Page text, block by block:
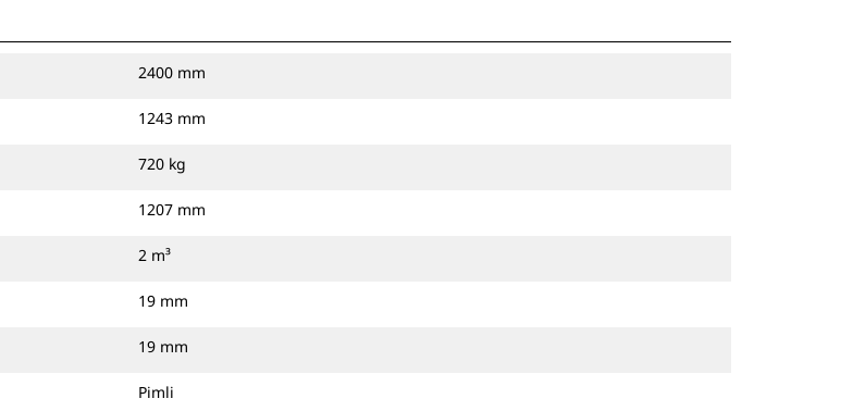
2400 mm
1243 mm
720 kg
1207 mm
2 m³
19 mm
19 mm
Pimli